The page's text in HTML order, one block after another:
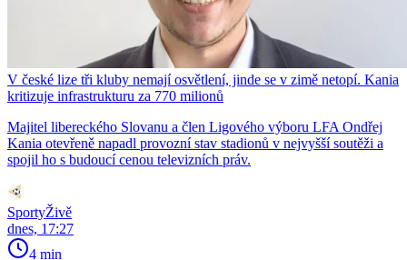
V české lize tři kluby nemají osvětlení, jinde se v zimě netopí. Kania
kritizuje infrastrukturu za 770 milionů
Majitel libereckého Slovanu a člen Ligového výboru LFA Ondřej
Kania otevřeně napadl provozní stav stadionů v nejvyšší soutěži a
spojil ho s budoucí cenou televizních práv.
SportyŽivě
dnes, 17:27
4 min